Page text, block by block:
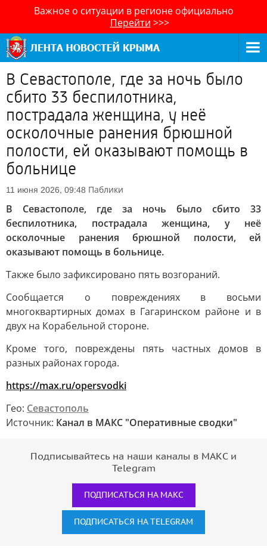
Важное о ситуации в регионе официально
Перейти >>>
В Севастополе, где за ночь было
сбито 33 беспилотника,
пострадала женщина, у неё
осколочные ранения брюшной
полости, ей оказывают помощь в
больнице
11 июня 2026, 09:48 Паблики
В Севастополе, где за ночь было сбито 33
беспилотника, пострадала женщина, у неё
осколочные ранения брюшной полости, ей
оказывают помощь в больнице.
Также было зафиксировано пять возгораний.
Сообщается о повреждениях в восьми
многоквартирных домах в Гагаринском районе и в
двух на Корабельной стороне.
Кроме того, повреждены пять частных домов в
разных районах города.
https://max.ru/opersvodki
Гео: Севастополь
Источник: Канал в МАКС "Оперативные сводки"
Подписывайтесь на наши каналы в МАКС и
Telegram
ПОДПИСАТЬСЯ НА МАКС
ПОДПИСАТЬСЯ НА TELEGRAM